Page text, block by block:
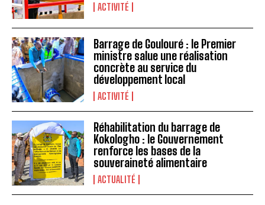
ACTIVITÉ
Barrage de Goulouré : le Premier
ministre salue une réalisation
concrète au service du
développement local
ACTIVITÉ
Réhabilitation du barrage de
Kokologho : le Gouvernement
renforce les bases de la
souveraineté alimentaire ‎
ACTUALITÉ